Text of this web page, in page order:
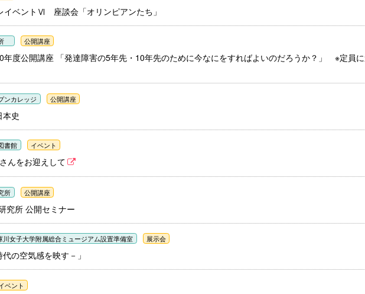
イベントⅥ 座談会「オリンピアンたち」
公開講座
度公開講座 「発達障害の5年先・10年先のために今なにをすればよいのだろうか？」 ※定員
ンカレッジ 公開講座
史
書館 イベント
んをお迎えして
所 公開講座
究所 公開セミナー
川女子大学附属総合ミュージアム設置準備室 展示会
の空気感を映す－」
ベント